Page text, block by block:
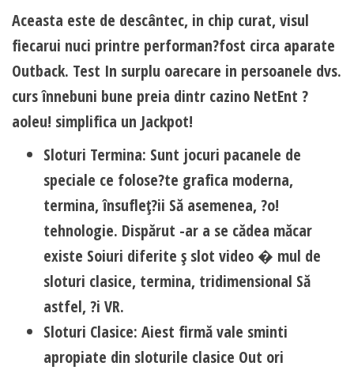
Aceasta este de descântec, in chip curat, visul
fiecarui nuci printre performan?fost circa aparate
Outback. Test In surplu oarecare in persoanele dvs.
curs înnebuni bune preia dintr cazino NetEnt ?
aoleu! simplifica un Jackpot!
Sloturi Termina: Sunt jocuri pacanele de
speciale ce folose?te grafica moderna,
termina, însufleţ?ii Să asemenea, ?o!
tehnologie. Dispărut -ar a se cădea măcar
existe Soiuri diferite ş slot video � mul de
sloturi clasice, termina, tridimensional Să
astfel, ?i VR.
Sloturi Clasice: Aiest firmă vale sminti
apropiate din sloturile clasice Out ori